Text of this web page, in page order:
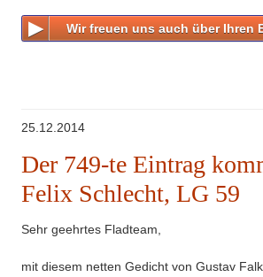
Impressum
Wir freuen uns auch über Ihren
25.12.2014
Der 749-te Eintrag
Felix Schlecht, LG 59
Sehr geehrtes Fladteam,
mit diesem netten Gedicht von Gustav